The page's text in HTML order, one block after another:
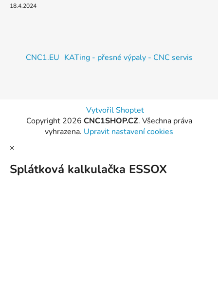
18.4.2024
CNC1.EU KATing - přesné výpaly - CNC servis
Vytvořil Shoptet
Copyright 2026 CNC1SHOP.CZ. Všechna práva
vyhrazena. Upravit nastavení cookies
×
Splátková kalkulačka ESSOX